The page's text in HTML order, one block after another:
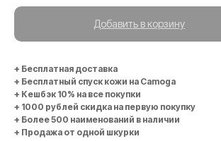
Добавить в корзину
+ Бесплатная доставка
+ Бесплатный спуск кожи на Camoga
+ Кешбэк 10% на все покупки
+ 1000 рублей скидка на первую покупку
+ Более 500 наименований в наличии
+ Продажа от одной шкурки